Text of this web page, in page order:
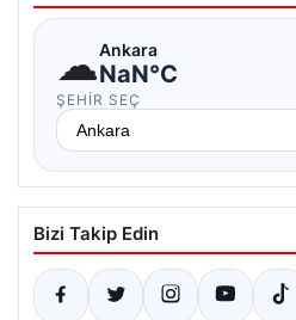
☁Ankara
NaN°C
ŞEHIR SEÇ
Bizi Takip Edin